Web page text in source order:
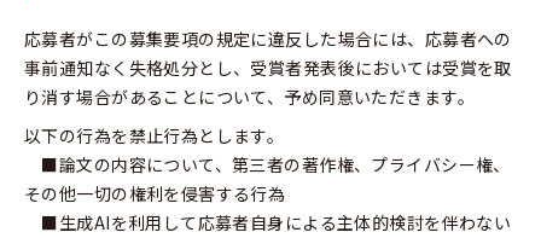
応募者がこの募集要項の規定に違反した場合には、応募者への
事前通知なく失格処分とし、受賞者発表後においては受賞を取
り消す場合があることについて、予め同意いただきます。
以下の行為を禁止行為とします。
■論文の内容について、第三者の著作権、プライバシー権、
その他一切の権利を侵害する行為
■生成AIを利用して応募者自身による主体的検討を伴わない